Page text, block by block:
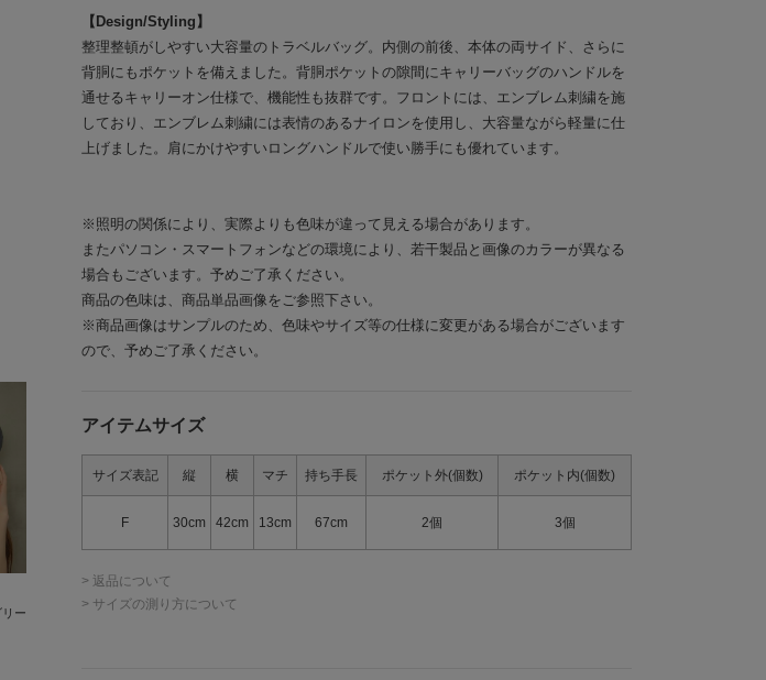
【Design/Styling】
整理整頓がしやすい大容量のトラベルバッグ。内側の前後、本体の両サイド、さらに
背胴にもポケットを備えました。背胴ポケットの隙間にキャリーバッグのハンドルを
通せるキャリーオン仕様で、機能性も抜群です。フロントには、エンブレム刺繍を施
しており、エンブレム刺繍には表情のあるナイロンを使用し、大容量ながら軽量に仕
上げました。肩にかけやすいロングハンドルで使い勝手にも優れています。
※照明の関係により、実際よりも色味が違って見える場合があります。
またパソコン・スマートフォンなどの環境により、若干製品と画像のカラーが異なる
場合もございます。予めご了承ください。
商品の色味は、商品単品画像をご参照下さい。
※商品画像はサンプルのため、色味やサイズ等の仕様に変更がある場合がございます
ので、予めご了承ください。
アイテムサイズ
サイズ表記 縦 横 マチ 持ち手長 ポケット外(個数) ポケット内(個数)
F 30cm 42cm 13cm 67cm 2個 3個
> 返品について
> サイズの測り方について
ー